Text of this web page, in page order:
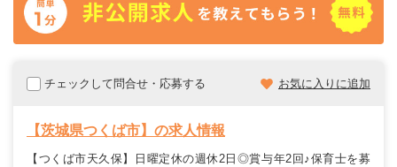
チェックして問合せ・応募する お気に入りに追加
【茨城県つくば市】の求人情報
【つくば市天久保】日曜定休の週休2日◎賞与年2回♪保育士を募